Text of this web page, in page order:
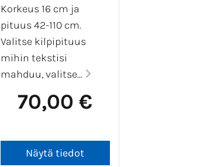
Korkeus 16 cm ja
pituus 42-110 cm.
Valitse kilpipituus
mihin tekstisi
mahduu, valitse...
70,00 €